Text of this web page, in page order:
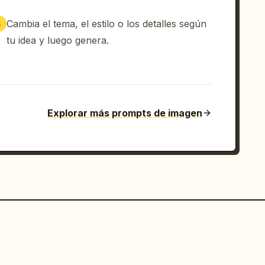
Cambia el tema, el estilo o los detalles según
tu idea y luego genera.
Explorar más prompts de imagen